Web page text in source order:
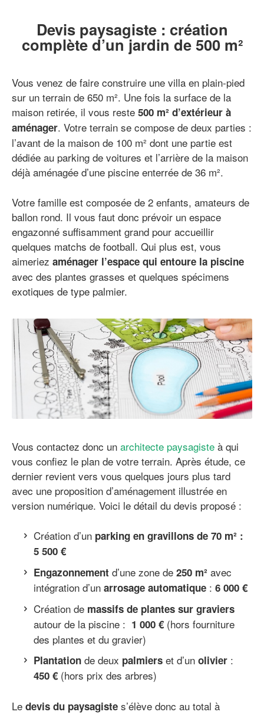
Devis paysagiste : création
complète d’un jardin de 500 m²
Vous venez de faire construire une villa en plain-pied
sur un terrain de 650 m². Une fois la surface de la
maison retirée, il vous reste 500 m² d’extérieur à
aménager. Votre terrain se compose de deux parties :
l’avant de la maison de 100 m² dont une partie est
dédiée au parking de voitures et l’arrière de la maison
déjà aménagée d’une piscine enterrée de 36 m².
Votre famille est composée de 2 enfants, amateurs de
ballon rond. Il vous faut donc prévoir un espace
engazonné suffisamment grand pour accueillir
quelques matchs de football. Qui plus est, vous
aimeriez aménager l’espace qui entoure la piscine
avec des plantes grasses et quelques spécimens
exotiques de type palmier.
Vous contactez donc un architecte paysagiste à qui
vous confiez le plan de votre terrain. Après étude, ce
dernier revient vers vous quelques jours plus tard
avec une proposition d’aménagement illustrée en
version numérique. Voici le détail du devis proposé :
Création d’un parking en gravillons de 70 m² :
5 500 €
Engazonnement d’une zone de 250 m² avec
intégration d’un arrosage automatique : 6 000 €
Création de massifs de plantes sur graviers
autour de la piscine : 1 000 € (hors fourniture
des plantes et du gravier)
Plantation de deux palmiers et d’un olivier :
450 € (hors prix des arbres)
Le devis du paysagiste s’élève donc au total à